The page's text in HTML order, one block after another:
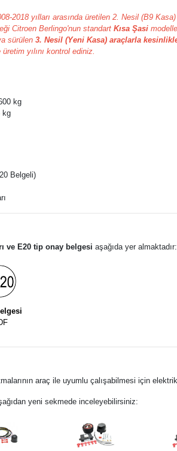
2018 yılları arasında üretilen 2. Nesil (B9
Citroen Berlingo'nun standartKısa Şasi
sürülen3. Nesil (Yeni Kasa) araçlarla
yılını kontrol ediniz.
kg
kg
Belgeli)
ve E20 tip onay belgesi aşağıda yer almaktadır:
araç ile uyumlu çalışabilmesi için
yeni sekmede inceleyebilirsiniz: